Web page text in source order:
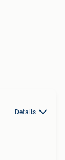
Details